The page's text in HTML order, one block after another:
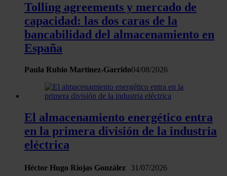
Tolling agreements y mercado de
capacidad: las dos caras de la
bancabilidad del almacenamiento en
España
Paula Rubio Martínez-Garrido04/08/2026
El almacenamiento energético entra
en la primera división de la industria
eléctrica
Héctor Hugo Riojas González 31/07/2026